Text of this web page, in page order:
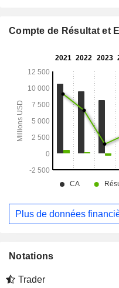
propose des produits
instruments d'écriture,
artistiques ; des produits
et des solutions
propose des produits
aux activités
notamment Rubbermaid,
Candle et Paper Mate.
Compte de Résultat et
Plus de données
Notations
Trader